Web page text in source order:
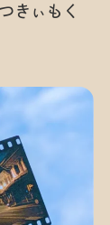
きぃもく